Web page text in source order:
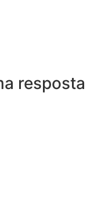
resposta